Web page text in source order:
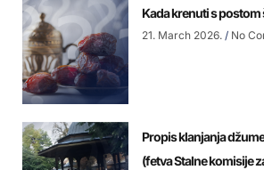
Kada krenuti s postom
21. March 2026. No
Propis klanjanja
(fetva Stalne komisije